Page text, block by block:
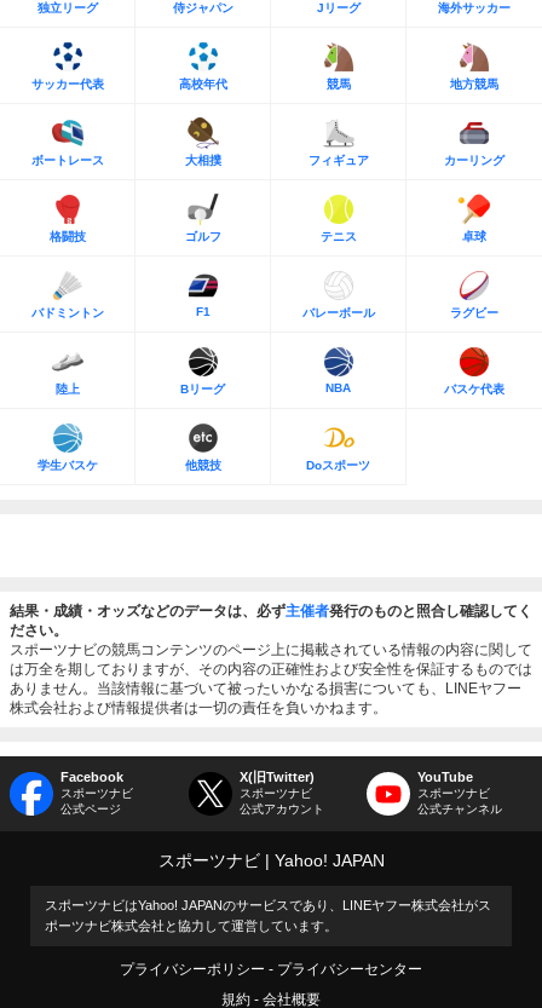
独立リーグ 侍ジャパン Jリーグ 海外サッカー
サッカー代表 高校年代 競馬 地方競馬
ボートレース 大相撲 フィギュア カーリング
格闘技 ゴルフ テニス 卓球
バドミントン F1 バレーボール ラグビー
陸上 Bリーグ NBA バスケ代表
学生バスケ 他競技 Doスポーツ
結果・成績・オッズなどのデータは、必ず主催者発行のものと照合し確認してく
ださい。
スポーツナビの競馬コンテンツのページ上に掲載されている情報の内容に関して
は万全を期しておりますが、その内容の正確性および安全性を保証するものでは
ありません。当該情報に基づいて被ったいかなる損害についても、LINEヤフー
株式会社および情報提供者は一切の責任を負いかねます。
Facebook
スポーツナビ
公式ページ
X(旧Twitter)
スポーツナビ
公式アカウント
YouTube
スポーツナビ
公式チャンネル
スポーツナビ Yahoo! JAPAN
スポーツナビはYahoo! JAPANのサービスであり、LINEヤフー株式会社がス
ポーツナビ株式会社と協力して運営しています。
プライバシーポリシー
プライバシーセンター
規約
会社概要